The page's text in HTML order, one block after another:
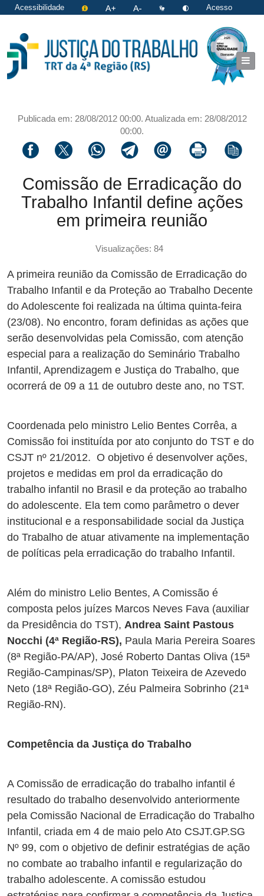
Acessibilidade
Acesso
Publicada em: 28/08/2012 00:00. Atualizada em: 28/08/2012
00:00.
Compartilhar via facebook
Compartilhar via twitter
Compartilhar via whatsapp
Compartilhar via telegram
Compartilhar via email
Imprimir a página
Copiar
Comissão de Erradicação do
Trabalho Infantil define ações
em primeira reunião
Visualizações: 84
A primeira reunião da Comissão de Erradicação do
Trabalho Infantil e da Proteção ao Trabalho Decente
do Adolescente foi realizada na última quinta-feira
(23/08). No encontro, foram definidas as ações que
serão desenvolvidas pela Comissão, com atenção
especial para a realização do Seminário Trabalho
Infantil, Aprendizagem e Justiça do Trabalho, que
ocorrerá de 09 a 11 de outubro deste ano, no TST.
Coordenada pelo ministro Lelio Bentes Corrêa, a
Comissão foi instituída por ato conjunto do TST e do
CSJT nº 21/2012. O objetivo é desenvolver ações,
projetos e medidas em prol da erradicação do
trabalho infantil no Brasil e da proteção ao trabalho
do adolescente. Ela tem como parâmetro o dever
institucional e a responsabilidade social da Justiça
do Trabalho de atuar ativamente na implementação
de políticas pela erradicação do trabalho Infantil.
Além do ministro Lelio Bentes, A Comissão é
composta pelos juízes Marcos Neves Fava (auxiliar
da Presidência do TST), Andrea Saint Pastous
Nocchi (4ª Região-RS), Paula Maria Pereira Soares
(8ª Região-PA/AP), José Roberto Dantas Oliva (15ª
Região-Campinas/SP), Platon Teixeira de Azevedo
Neto (18ª Região-GO), Zéu Palmeira Sobrinho (21ª
Região-RN).
Competência da Justiça do Trabalho
A Comissão de erradicação do trabalho infantil é
resultado do trabalho desenvolvido anteriormente
pela Comissão Nacional de Erradicação do Trabalho
Infantil, criada em 4 de maio pelo Ato CSJT.GP.SG
Nº 99, com o objetivo de definir estratégias de ação
no combate ao trabalho infantil e regularização do
trabalho adolescente. A comissão estudou